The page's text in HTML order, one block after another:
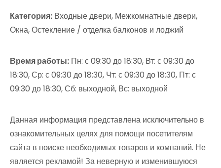
Категория: Входные двери, Межкомнатные двери,
Окна, Остекление / отделка балконов и лоджий
Время работы: Пн: с 09:30 до 18:30, Вт: с 09:30 до
18:30, Ср: с 09:30 до 18:30, Чт: с 09:30 до 18:30, Пт: с
09:30 до 18:30, Сб: выходной, Вс: выходной
Данная информация представлена исключительно в
ознакомительных целях для помощи посетителям
сайта в поиске необходимых товаров и компаний. Не
является рекламой! За неверную и изменившуюся